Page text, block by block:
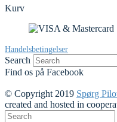
Kurv
Handelsbetingelser
Search
Find os på Facebook
© Copyright 2019 Spørg
created and hosted in